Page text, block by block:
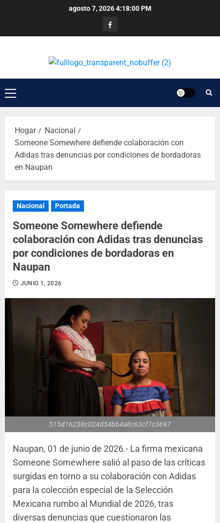
agosto 7, 20264:18:01 PM
Hogar
Nacional
Someone Somewhere defiende colaboración con
Adidas tras denuncias por condiciones de bordadoras
en Naupan
Nacional Portada
Someone Somewhere defiende
colaboración con Adidas tras denuncias
por condiciones de bordadoras en
Naupan
JUNIO 1, 2026
515d16238c024d54bb4a8c63cf7c3697
Naupan, 01 de junio de 2026.- La firma mexicana
Someone Somewhere salió al paso de las críticas
surgidas en torno a su colaboración con Adidas
para la colección especial de la Selección
Mexicana rumbo al Mundial de 2026, tras
diversas denuncias que cuestionaron las